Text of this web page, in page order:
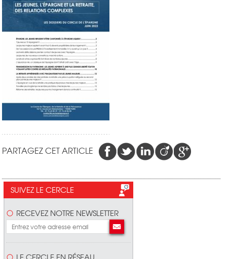
PARTAGEZ CET ARTICLE
SUIVEZ LE CERCLE
RECEVEZ NOTRE NEWSLETTER
LE CERCLE EN RÉSEAU